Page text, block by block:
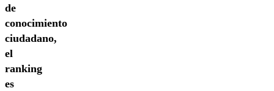
de
conocimiento
ciudadano,
el
ranking
es